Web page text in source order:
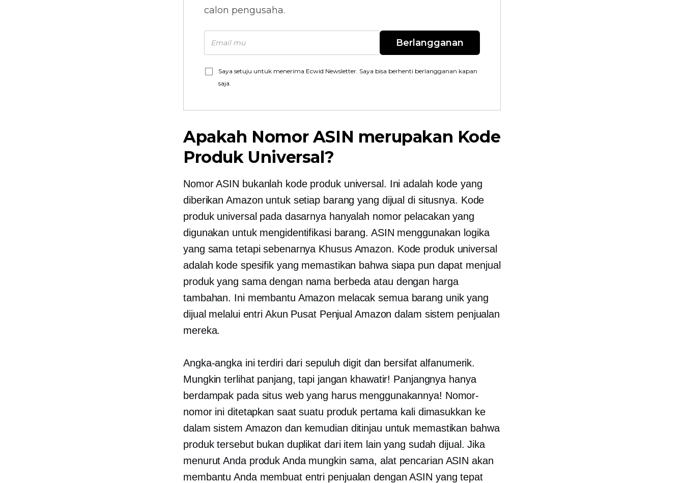
calon pengusaha.
Berlangganan
Saya setuju untuk menerima Ecwid Newsletter. Saya bisa berhenti berlangganan kapan
saja.
Apakah Nomor ASIN merupakan Kode
Produk Universal?
Nomor ASIN bukanlah kode produk universal. Ini adalah kode yang
diberikan Amazon untuk setiap barang yang dijual di situsnya. Kode
produk universal pada dasarnya hanyalah nomor pelacakan yang
digunakan untuk mengidentifikasi barang. ASIN menggunakan logika
yang sama tetapi sebenarnya Khusus Amazon. Kode produk universal
adalah kode spesifik yang memastikan bahwa siapa pun dapat menjual
produk yang sama dengan nama berbeda atau dengan harga
tambahan. Ini membantu Amazon melacak semua barang unik yang
dijual melalui entri Akun Pusat Penjual Amazon dalam sistem penjualan
mereka.
Angka-angka ini terdiri dari sepuluh digit dan bersifat alfanumerik.
Mungkin terlihat panjang, tapi jangan khawatir! Panjangnya hanya
berdampak pada situs web yang harus menggunakannya! Nomor-
nomor ini ditetapkan saat suatu produk pertama kali dimasukkan ke
dalam sistem Amazon dan kemudian ditinjau untuk memastikan bahwa
produk tersebut bukan duplikat dari item lain yang sudah dijual. Jika
menurut Anda produk Anda mungkin sama, alat pencarian ASIN akan
membantu Anda membuat entri penjualan dengan ASIN yang tepat